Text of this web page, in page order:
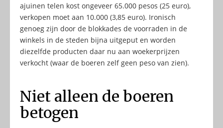
ajuinen telen kost ongeveer 65.000 pesos (25 euro),
verkopen moet aan 10.000 (3,85 euro). Ironisch
genoeg zijn door de blokkades de voorraden in de
winkels in de steden bijna uitgeput en worden
diezelfde producten daar nu aan woekerprijzen
verkocht (waar de boeren zelf geen peso van zien).
Niet alleen de boeren
betogen